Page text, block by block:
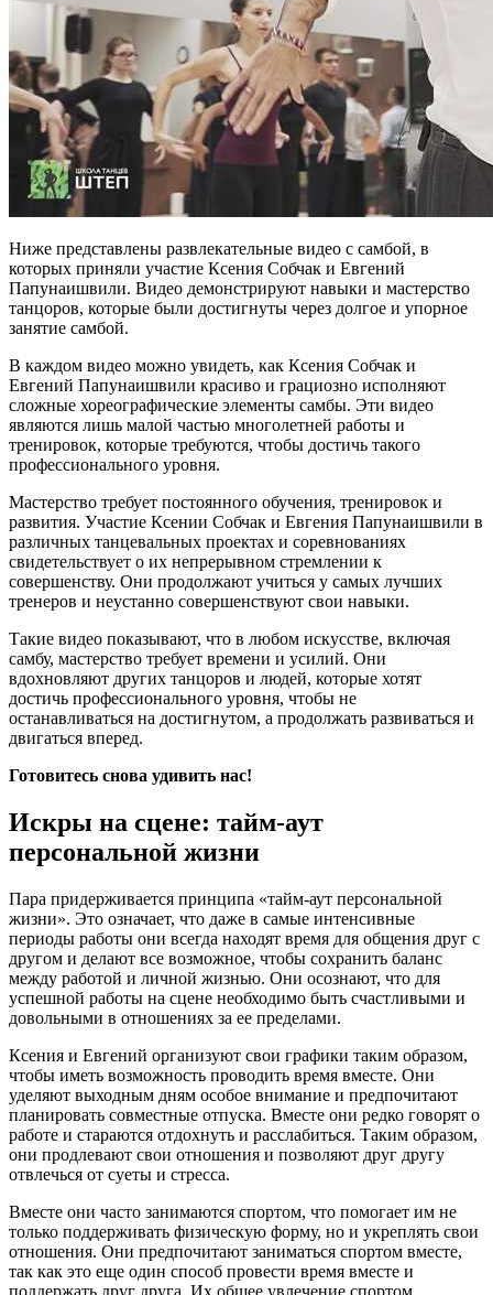
Ниже представлены развлекательные видео с самбой, в
которых приняли участие Ксения Собчак и Евгений
Папунаишвили. Видео демонстрируют навыки и мастерство
танцоров, которые были достигнуты через долгое и упорное
занятие самбой.
В каждом видео можно увидеть, как Ксения Собчак и
Евгений Папунаишвили красиво и грациозно исполняют
сложные хореографические элементы самбы. Эти видео
являются лишь малой частью многолетней работы и
тренировок, которые требуются, чтобы достичь такого
профессионального уровня.
Мастерство требует постоянного обучения, тренировок и
развития. Участие Ксении Собчак и Евгения Папунаишвили в
различных танцевальных проектах и соревнованиях
свидетельствует о их непрерывном стремлении к
совершенству. Они продолжают учиться у самых лучших
тренеров и неустанно совершенствуют свои навыки.
Такие видео показывают, что в любом искусстве, включая
самбу, мастерство требует времени и усилий. Они
вдохновляют других танцоров и людей, которые хотят
достичь профессионального уровня, чтобы не
останавливаться на достигнутом, а продолжать развиваться и
двигаться вперед.
Готовитесь снова удивить нас!
Искры на сцене: тайм-аут
персональной жизни
Пара придерживается принципа «тайм-аут персональной
жизни». Это означает, что даже в самые интенсивные
периоды работы они всегда находят время для общения друг с
другом и делают все возможное, чтобы сохранить баланс
между работой и личной жизнью. Они осознают, что для
успешной работы на сцене необходимо быть счастливыми и
довольными в отношениях за ее пределами.
Ксения и Евгений организуют свои графики таким образом,
чтобы иметь возможность проводить время вместе. Они
уделяют выходным дням особое внимание и предпочитают
планировать совместные отпуска. Вместе они редко говорят о
работе и стараются отдохнуть и расслабиться. Таким образом,
они продлевают свои отношения и позволяют друг другу
отвлечься от суеты и стресса.
Вместе они часто занимаются спортом, что помогает им не
только поддерживать физическую форму, но и укреплять свои
отношения. Они предпочитают заниматься спортом вместе,
так как это еще один способ провести время вместе и
поддержать друг друга. Их общее увлечение спортом